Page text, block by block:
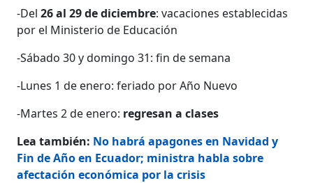
-Del26 al 29 de diciembre: vacaciones establecidas
por el Ministerio de Educación
-Sábado 30 y domingo 31: fin de semana
-Lunes 1 de enero: feriado por Año Nuevo
-Martes 2 de enero: regresan a clases
Lea también: No habrá apagones en Navidad y
Fin de Año en Ecuador; ministra habla sobre
afectación económica por la crisis